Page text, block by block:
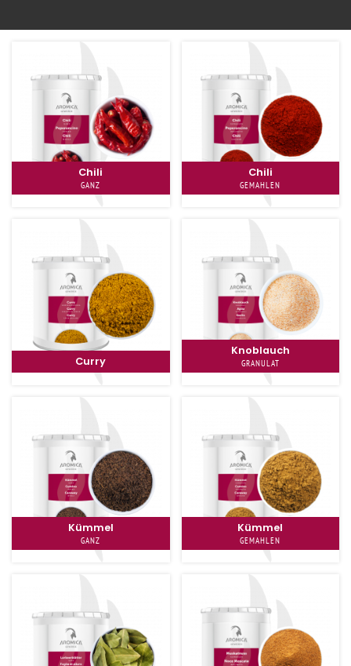
Chili
GANZ
Chili
GEMAHLEN
Curry
Knoblauch
GRANULAT
Kümmel
GANZ
Kümmel
GEMAHLEN